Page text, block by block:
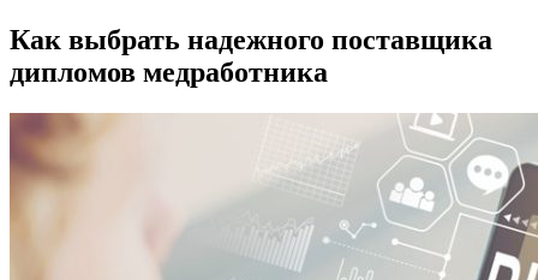
Как выбрать надежного поставщика
дипломов медработника